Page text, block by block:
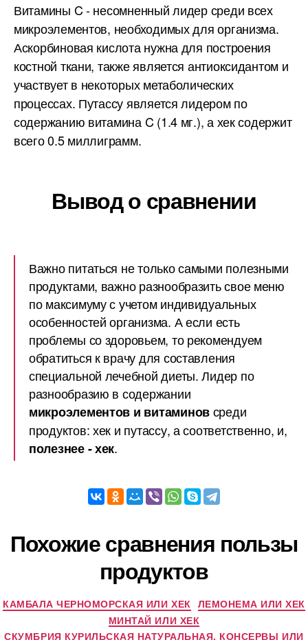
Витамины C - несомненный лидер среди всех
микроэлементов, необходимых для организма.
Аскорбиновая кислота нужна для построения
костной ткани, также является антиоксидантом и
участвует в некоторых метаболических
процессах. Путассу является лидером по
содержанию витамина C (1.4 мг.), а хек содержит
всего 0.5 миллиграмм.
Вывод о сравнении
Важно питаться не только самыми полезными
продуктами, важно разнообразить свое меню
по максимуму с учетом индивидуальных
особенностей организма. А если есть
проблемы со здоровьем, то рекомендуем
обратиться к врачу для составления
специальной лечебной диеты. Лидер по
разнообразию в содержании
микроэлементов и витаминовсреди
продуктов: хек и путассу, а соответственно, и,
полезнее - хек.
Похожие сравнения пользы
продуктов
КАМБАЛА ЧЕРНОМОРСКАЯ ИЛИ ХЕК ЛЕМОНЕМА ИЛИ ХЕК
МИНТАЙ ИЛИ ХЕК
СКУМБРИЯ КУРИЛЬСКАЯ НАТУРАЛЬНАЯ. КОНСЕРВЫ ИЛИ